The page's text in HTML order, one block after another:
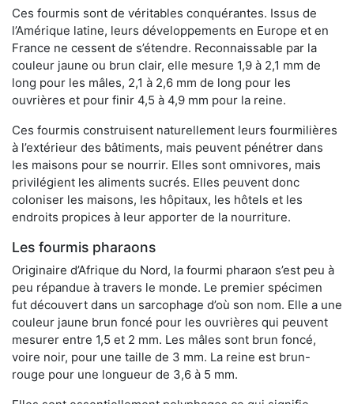
Ces fourmis sont de véritables conquérantes. Issus de
l’Amérique latine, leurs développements en Europe et en
France ne cessent de s’étendre. Reconnaissable par la
couleur jaune ou brun clair, elle mesure 1,9 à 2,1 mm de
long pour les mâles, 2,1 à 2,6 mm de long pour les
ouvrières et pour finir 4,5 à 4,9 mm pour la reine.
Ces fourmis construisent naturellement leurs fourmilières
à l’extérieur des bâtiments, mais peuvent pénétrer dans
les maisons pour se nourrir. Elles sont omnivores, mais
privilégient les aliments sucrés. Elles peuvent donc
coloniser les maisons, les hôpitaux, les hôtels et les
endroits propices à leur apporter de la nourriture.
Les fourmis pharaons
Originaire d’Afrique du Nord, la fourmi pharaon s’est peu à
peu répandue à travers le monde. Le premier spécimen
fut découvert dans un sarcophage d’où son nom. Elle a une
couleur jaune brun foncé pour les ouvrières qui peuvent
mesurer entre 1,5 et 2 mm. Les mâles sont brun foncé,
voire noir, pour une taille de 3 mm. La reine est brun-
rouge pour une longueur de 3,6 à 5 mm.